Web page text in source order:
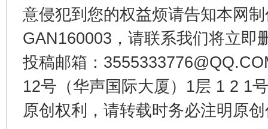
意侵犯到您的权益烦请告知本网
GAN160003，请联系我们将立即
投稿邮箱：
12号（华声国际大厦）1层 1 2 1
原创权利，请转载时务必注明原
千年窑火 生生不息 一